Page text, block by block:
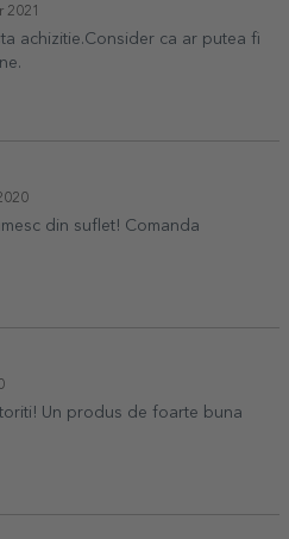
2021
achizitie.Consider ca ar putea fi
din suflet! Comanda
Un produs de foarte buna